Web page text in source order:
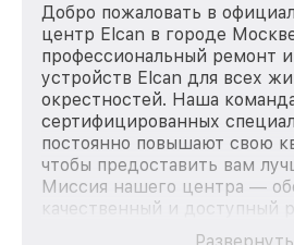
Добро пожаловать в
центр Elcan в городе
профессиональный ремонт
устройств Elcan для всех
окрестностей. Наша
сертифицированных
постоянно повышают свою
чтобы предоставить вам
Миссия нашего центра —
качественный и доступный
каждого пользователя
Развернуть